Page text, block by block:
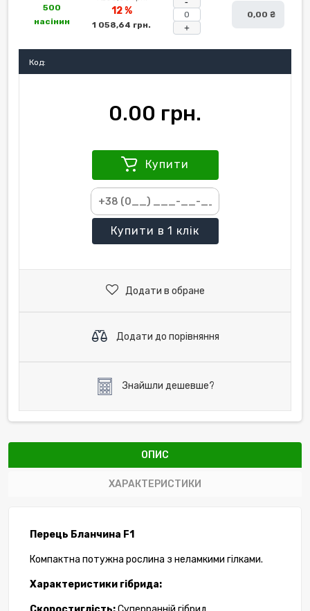
500
насінин
12 %
1 058,64 грн. +
0,00 ₴
Код:
0.00 грн.
Купити
Купити в 1 клік
Додати в обране
Додати до порівняння
Знайшли дешевше?
ОПИС
ХАРАКТЕРИСТИКИ
Перець Бланчина F1
Компактна потужна рослина з неламкими гілками.
Характеристики гібрида: